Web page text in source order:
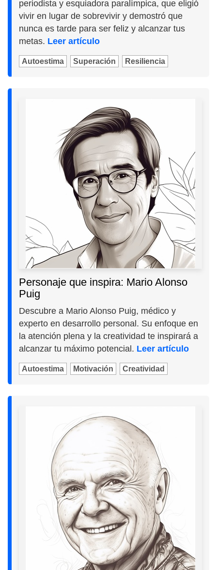
periodista y esquiadora paralímpica, que eligió
vivir en lugar de sobrevivir y demostró que
nunca es tarde para ser feliz y alcanzar tus
metas. Leer artículo
Autoestima Superación Resiliencia
Personaje que inspira: Mario Alonso
Puig
Descubre a Mario Alonso Puig, médico y
experto en desarrollo personal. Su enfoque en
la atención plena y la creatividad te inspirará a
alcanzar tu máximo potencial. Leer artículo
Autoestima Motivación Creatividad